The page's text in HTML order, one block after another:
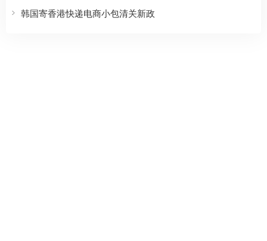
韩国寄香港快递电商小包清关新政